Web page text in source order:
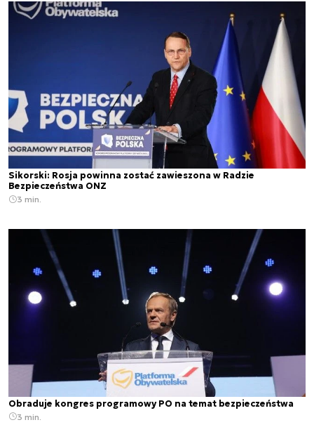
Sikorski: Rosja powinna zostać zawieszona w Radzie
Bezpieczeństwa ONZ
3 min.
Obraduje kongres programowy PO na temat bezpieczeństwa
3 min.